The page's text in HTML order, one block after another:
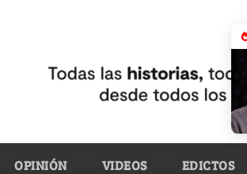
OPINIÓN VIDEOS EDICTOS